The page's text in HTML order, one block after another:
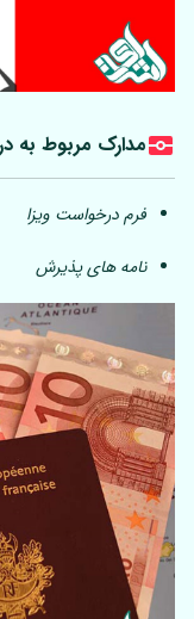
مدارک مربوط به
فرم درخواست ویزا
نامه های پذیرش